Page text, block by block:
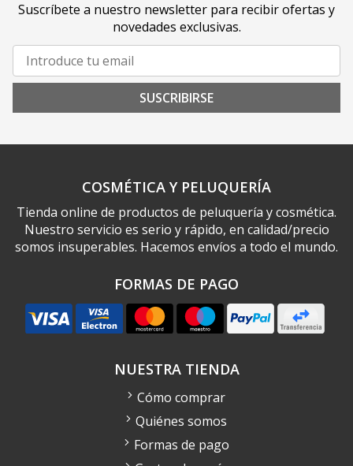
Suscríbete a nuestro newsletter para recibir ofertas y
novedades exclusivas.
SUSCRIBIRSE
COSMÉTICA Y PELUQUERÍA
Tienda online de productos de peluquería y cosmética.
Nuestro servicio es serio y rápido, en calidad/precio
somos insuperables. Hacemos envíos a todo el mundo.
FORMAS DE PAGO
NUESTRA TIENDA
Cómo comprar
Quiénes somos
Formas de pago